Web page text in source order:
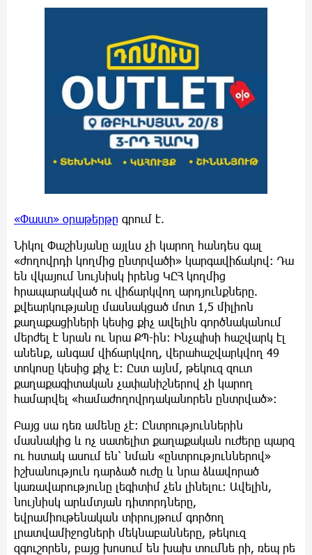
«Փաստ» օրաթերթը գրում է.
Նիկոլ Փաշինյանը այլևս չի կարող հանդես գալ
«ժողովրդի կողմից ընտրվածի» կարգավիճակով: Դա
են վկայում նույնիսկ իրենց ԿԸՀ կողմից
հրապարակված ու վիճարկվող արդյունքները.
քվեարկությանը մասնակցած մոտ 1,5 միլիոն
քաղաքացիների կեսից քիչ ավելին գործնականում
մերժել է նրան ու նրա ՔՊ-ին: Ինչպիսի հաշվարկ էլ
անենք, անգամ վիճարկվող, վերահաշվարկվող 49
տոկոսը կեսից քիչ է: Ըստ այնմ, թեկուզ զուտ
քաղաքագիտական չափանիշներով չի կարող
համարվել «համաժողովրդականորեն ընտրված»:
Բայց սա դեռ ամենը չէ: Ընտրություններին
մասնակից և ոչ սատելիտ քաղաքական ուժերը պարզ
ու հստակ ասում են՝ նման «ընտրություններով»
իշխանություն դարձած ուժը և նրա ձևավորած
կառավարությունը լեգիտիմ չեն լինելու: Ավելին,
նույնիսկ արևմտյան դիտորդները,
եվրամիութենական տիրույթում գործող
լրատվամիջոցների մեկնաբանները, թեկուզ
զգուշորեն, բայց խոսում են խախ տումնե րի, ռեպ րե